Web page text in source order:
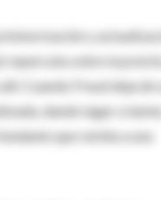
historización y
sobre la
Cuando Freud deja de
dando lugar a tantas
que remita a una